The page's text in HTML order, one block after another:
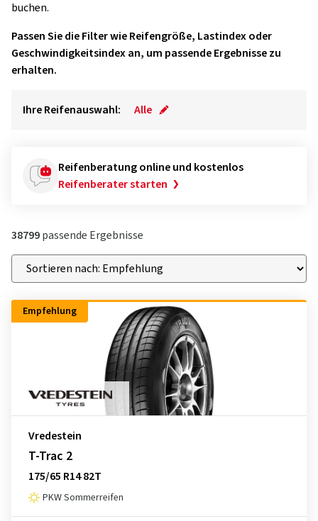
buchen.
Passen Sie die Filter wie Reifengröße, Lastindex oder
Geschwindigkeitsindex an, um passende Ergebnisse zu
erhalten.
Ihre Reifenauswahl: Alle
Reifenberatung online und kostenlos
Reifenberater starten
38799passende Ergebnisse
Empfehlung
Vredestein
T-Trac 2
175/65 R14 82T
PKW Sommerreifen